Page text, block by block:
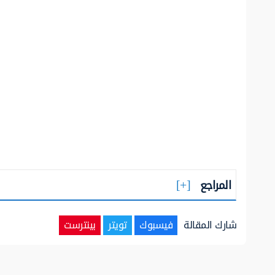
المراجع
شارك المقالة فيسبوك تويتر بينترست